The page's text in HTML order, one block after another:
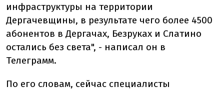
инфраструктуры на территории
Дергачевщины, в результате чего более 4500
абонентов в Дергачах, Безруках и Слатино
остались без света", - написал он в
Телеграмм.
По его словам, сейчас специалисты